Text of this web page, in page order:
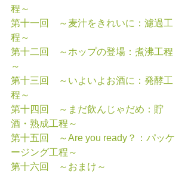
程～
第十一回　～麦汁をきれいに：濾過工
程～
第十二回　～ホップの登場：煮沸工程
～
第十三回　～いよいよお酒に：発酵工
程～
第十四回　～まだ飲んじゃだめ：貯
酒・熟成工程～
第十五回　～Are you ready？：パッケ
ージング工程～
第十六回　～おまけ～